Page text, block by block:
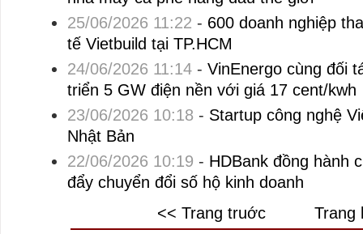
25/06/2026 11:22 - 600 doanh nghiệp
tế Vietbuild tại TP.HCM
24/06/2026 11:14- VinEnergo cùng đối
triển 5 GW điện nền với giá 17 cent/kwh
23/06/2026 10:18 - Startup công nghệ
Nhật Bản
22/06/2026 10:19 - HDBank đồng hành
đẩy chuyển đổi số hộ kinh doanh
<< Trang truớc
Trang